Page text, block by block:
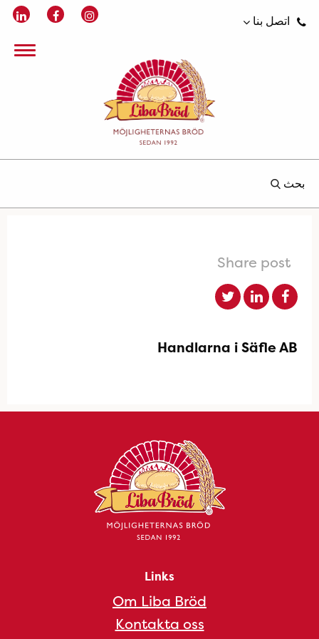
اتصل بنا
بحث
Share post
Handlarna i Säfle AB
Links
Om Liba Bröd
Kontakta oss